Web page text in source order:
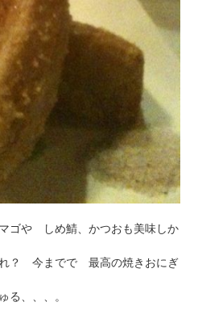
や しめ鯖、かつおも美味しか
？ 今までで 最高の焼きおにぎ
る、、、。